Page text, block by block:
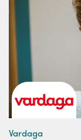
Vardaga